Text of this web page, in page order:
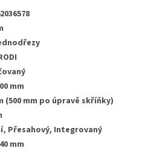
mm
(500 mm po úpravě skříňky)
Přesahový, Integrovaný
mm